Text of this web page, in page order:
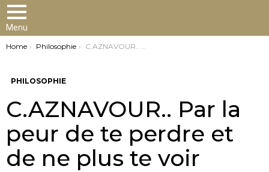
Menu
You are here:
Home Philosophie C.AZNAVOUR.. Par la peur de te perdre et de ne plus te voir
PHILOSOPHIE
C.AZNAVOUR.. Par la
peur de te perdre et
de ne plus te voir